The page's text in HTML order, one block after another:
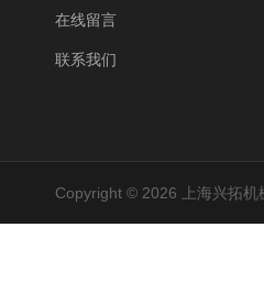
在线留言
联系我们
Copyright © 2026 上海兴拓机